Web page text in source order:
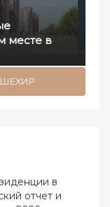
месте в
в
отчет и